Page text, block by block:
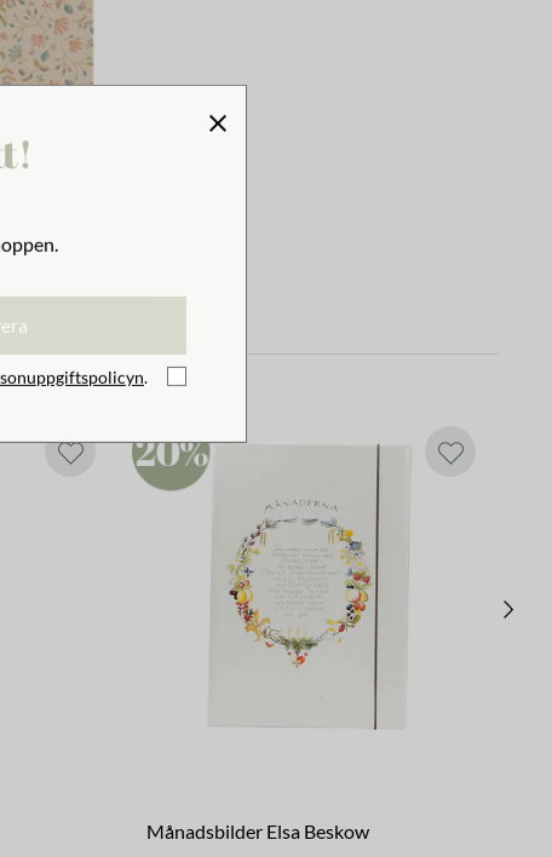
Månadsbilder Elsa Beskow
.